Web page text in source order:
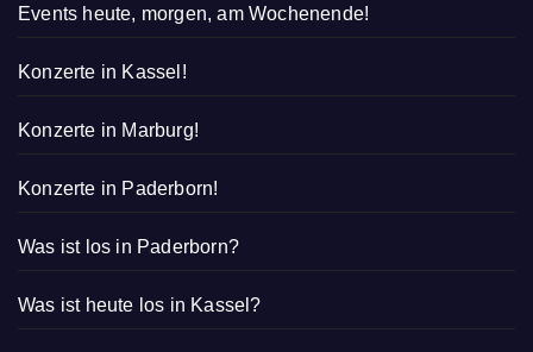
Events heute, morgen, am Wochenende!
Konzerte in Kassel!
Konzerte in Marburg!
Konzerte in Paderborn!
Was ist los in Paderborn?
Was ist heute los in Kassel?